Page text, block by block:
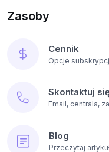
Zasoby
Cennik
Opcje
Skontaktuj
Email, centrala,
Blog
Przeczytaj